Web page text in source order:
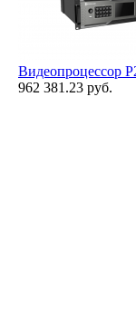
Видеопроцессор
962 381.23 руб.